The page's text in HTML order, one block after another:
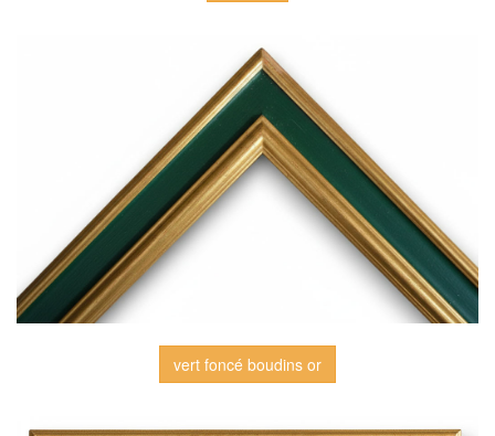
vert foncé boudins or